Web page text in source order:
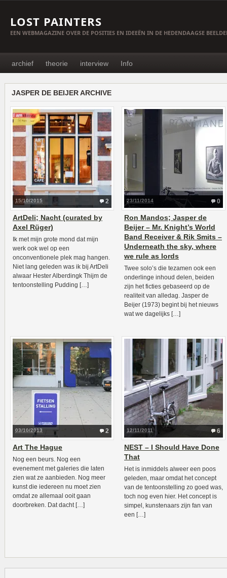
LOST PAINTERS
EEN WEBMAGAZINE OVER DE POSITIES EN IDEEËN IN DE HEDENDAAGSE
archief theorie interview Info
JASPER DE BEIJER ARCHIVE
2
15/10/2015
ArtDeli; Nacht (curated by
Axel Rüger)
Ik met mijn grote mond dat mijn
werk ook wel op een
onconventionele plek mag hangen.
Niet lang geleden was ik bij ArtDeli
alwaar Hester Alberdingk Thijm de
tentoonstelling Pudding […]
0
23/11/2014
Ron Mandos; Jasper de
Beijer – Mr. Knight’s World
Band Receiver & Rik Smits –
Underneath the sky, where
we rule as lords
Twee solo’s die tezamen ook een
onderlinge inhoud delen, beiden
zijn het ficties gebaseerd op de
realiteit van alledag. Jasper de
Beijer (1973) begint bij het nieuws
wat we dagelijks […]
2
03/10/2013
Art The Hague
Nog een beurs. Nog een
evenement met galeries die laten
zien wat ze aanbieden. Nog meer
kunst die iedereen nu moet zien
omdat ze allemaal ooit gaan
doorbreken. Dat dacht […]
6
12/11/2011
NEST – I Should Have Done
That
Het is inmiddels alweer een poos
geleden, maar omdat het concept
van de tentoonstelling zo goed was,
toch nog even hier. Het concept is
simpel, kunstenaars zijn fan van
een […]